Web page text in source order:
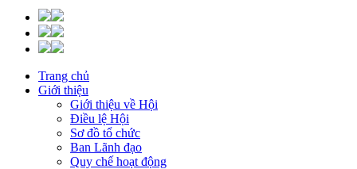
Trang chủ
Giới thiệu
Giới thiệu về Hội
Điều lệ Hội
Sơ đồ tổ chức
Ban Lãnh đạo
Quy chế hoạt động